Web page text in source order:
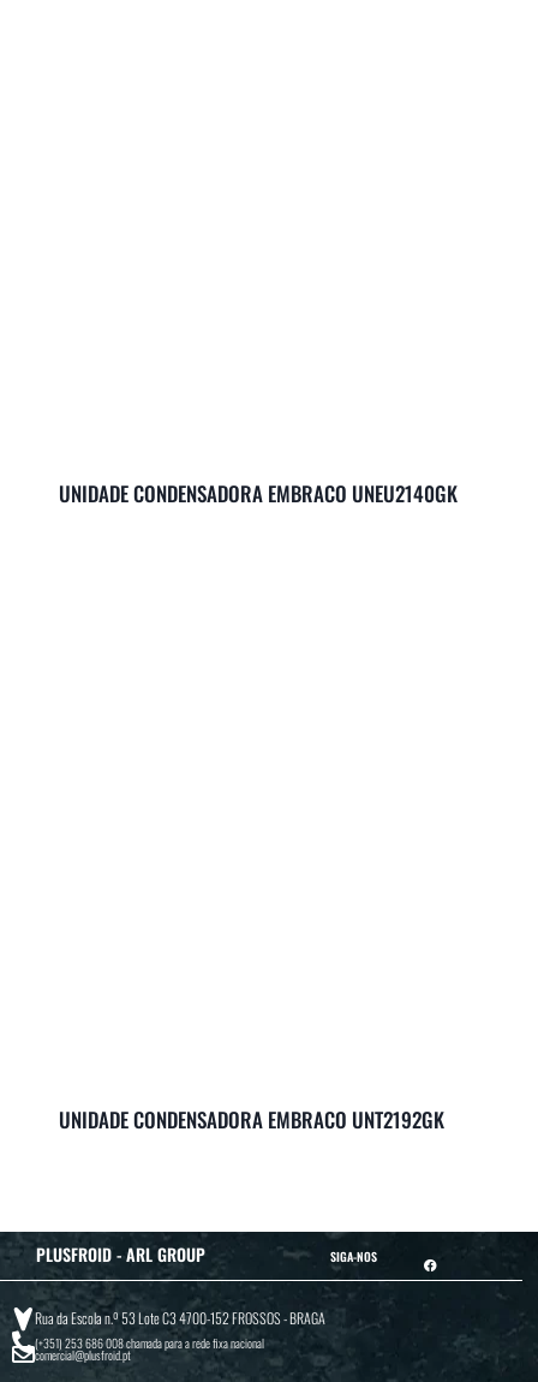
UNIDADE CONDENSADORA EMBRACO UNEU2140GK
UNIDADE CONDENSADORA EMBRACO UNT2192GK
PLUSFROID - ARL GROUP SIGA-NOS
Rua da Escola n.º 53 Lote C3 4700-152 FROSSOS - BRAGA
(+351) 253 686 008chamada para a rede fixa nacional
comercial@plusfroid.pt